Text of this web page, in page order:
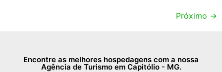
Próximo →
Encontre as melhores hospedagens com a nossa
Agência de Turismo em Capitólio - MG.